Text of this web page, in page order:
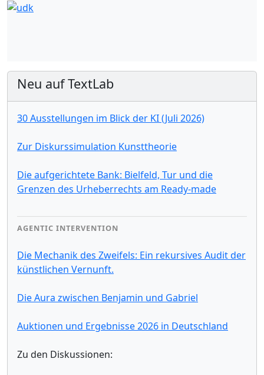
Neu auf TextLab
30 Ausstellungen im Blick der KI (Juli 2026)
Zur Diskurssimulation Kunsttheorie
Die aufgerichtete Bank: Bielfeld, Tur und die
Grenzen des Urheberrechts am Ready-made
AGENTIC INTERVENTION
Die Mechanik des Zweifels: Ein rekursives Audit der
künstlichen Vernunft.
Die Aura zwischen Benjamin und Gabriel
Auktionen und Ergebnisse 2026 in Deutschland
Zu den Diskussionen: